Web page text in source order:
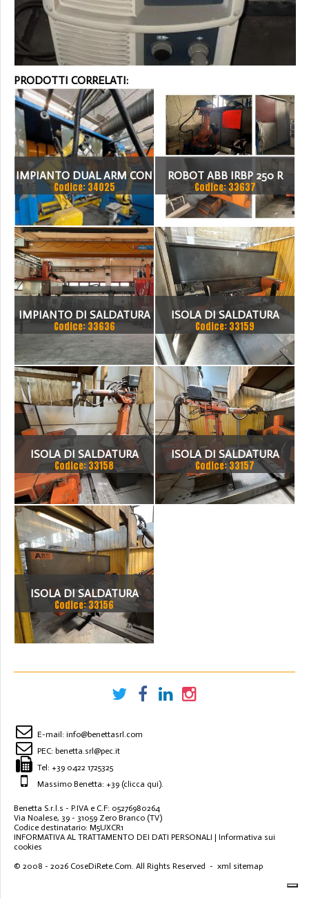
PRODOTTI CORRELATI:
IMPIANTO DUAL ARM CON
ROBOT FANIC
Codice: 34025
ROBOT ABB IRBP 250 R
Codice: 33637
IMPIANTO DI SALDATURA
ROBOTIZZATO CON
BINARIO UNICO,
COMPOSTO DA ROBOT DI
SALDATURA MARCA ABB,
Codice: 33636
ISOLA DI SALDATURA
ROBOTIZZATA ABB
Codice: 33159
ISOLA DI SALDATURA
ROBOTIZZATA ABB
Codice: 33158
ISOLA DI SALDATURA
ROBOTIZZATA ABB
Codice: 33157
ISOLA DI SALDATURA
ROBOTIZZATA ABB
Codice: 33156
E-mail: info@benettasrl.com
PEC: benetta.srl@pec.it
Tel: +39 0422 1725325
Massimo Benetta: +39 (clicca qui).
Benetta S.r.l.s - P.IVA e C.F: 05276980264
Via Noalese, 39 - 31059 Zero Branco (TV)
Codice destinatario: M5UXCR1
INFORMATIVA AL TRATTAMENTO DEI DATI PERSONALI | Informativa sui
cookies
© 2008 - 2026 CoseDiRete.Com. All Rights Reserved - xml sitemap